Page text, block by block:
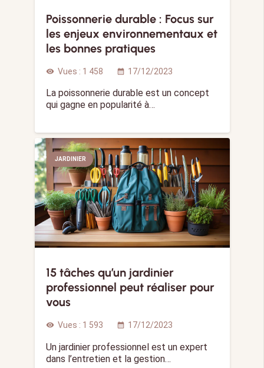
Poissonnerie durable : Focus sur
les enjeux environnementaux et
les bonnes pratiques
visibility Vues : 1 458 calendar_month 17/12/2023
La poissonnerie durable est un concept
qui gagne en popularité à…
JARDINIER
15 tâches qu’un jardinier
professionnel peut réaliser pour
vous
visibility Vues : 1 593 calendar_month 17/12/2023
Un jardinier professionnel est un expert
dans l’entretien et la gestion…